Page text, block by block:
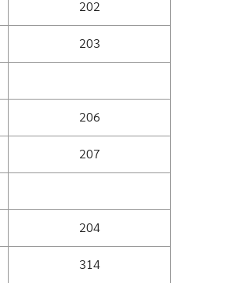
202
203
206
207
204
314